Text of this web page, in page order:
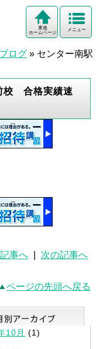
メニュー
東進
ホームページ
ブログ » センター南駅
校 合格実績速
事へ 次の記事へ
ページの先頭へ戻る
10月 (1)